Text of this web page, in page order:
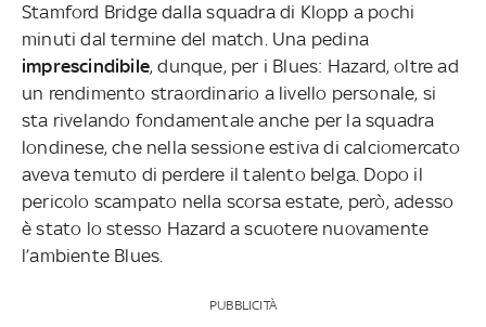
Stamford Bridge dalla squadra di Klopp a pochi
minuti dal termine del match. Una pedina
imprescindibile, dunque, per i Blues: Hazard, oltre ad
un rendimento straordinario a livello personale, si
sta rivelando fondamentale anche per la squadra
londinese, che nella sessione estiva di calciomercato
aveva temuto di perdere il talento belga. Dopo il
pericolo scampato nella scorsa estate, però, adesso
è stato lo stesso Hazard a scuotere nuovamente
l’ambiente Blues.
PUBBLICITÀ